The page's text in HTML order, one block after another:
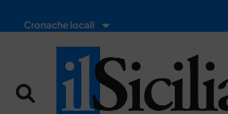
Cronache locali